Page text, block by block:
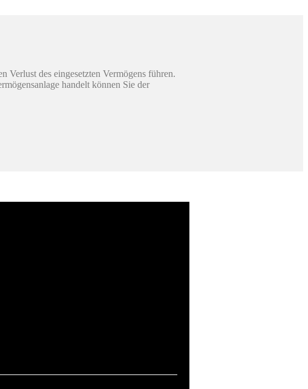
Verlust des eingesetzten Vermögens führen.
handelt können Sie der